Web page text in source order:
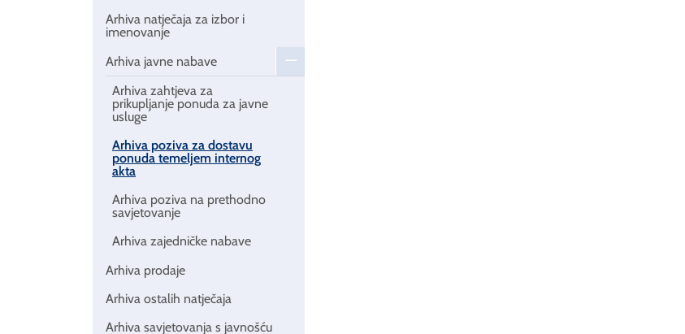
Arhiva natječaja za izbor i
imenovanje
Arhiva javne nabave
Arhiva zahtjeva za
prikupljanje ponuda za javne
usluge
Arhiva poziva za dostavu
ponuda temeljem internog
akta
Arhiva poziva na prethodno
savjetovanje
Arhiva zajedničke nabave
Arhiva prodaje
Arhiva ostalih natječaja
Arhiva savjetovanja s javnošću